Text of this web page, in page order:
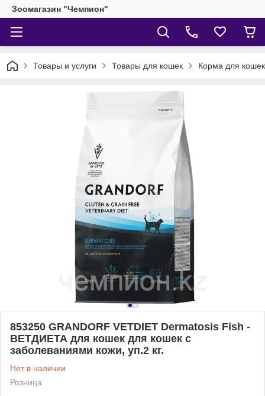
Зоомагазин "Чемпион"
Товары и услуги Товары для кошек Корма для кошек
853250 GRANDORF VETDIET Dermatosis Fish -
ВЕТДИЕТА для кошек для кошек с
заболеваниями кожи, уп.2 кг.
Нет в наличии
Розница